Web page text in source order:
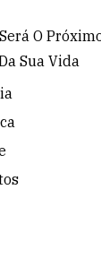
O
Sua Vida